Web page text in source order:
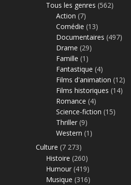
Tous les genres (562)
Action (7)
Comédie (13)
Documentaires (497)
Drame (29)
Famille (1)
Fantastique (4)
Films d'animation (12)
Films historiques (14)
Romance (4)
Science-fiction (15)
Thriller (9)
Western (1)
Culture (7 273)
Histoire (260)
Humour (419)
Musique (316)